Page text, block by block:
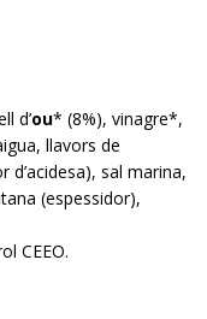
d’ou* (8%), vinagre*,
llavors de
d’acidesa), sal marina,
(espessidor),
CEEO.